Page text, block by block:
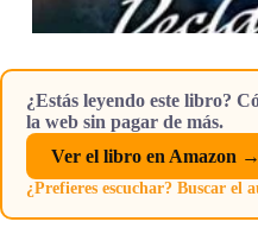
¿Estás leyendo este libro?
la web sin pagar de más.
Ver el libro en Amazon →
¿Prefieres escuchar? Buscar el